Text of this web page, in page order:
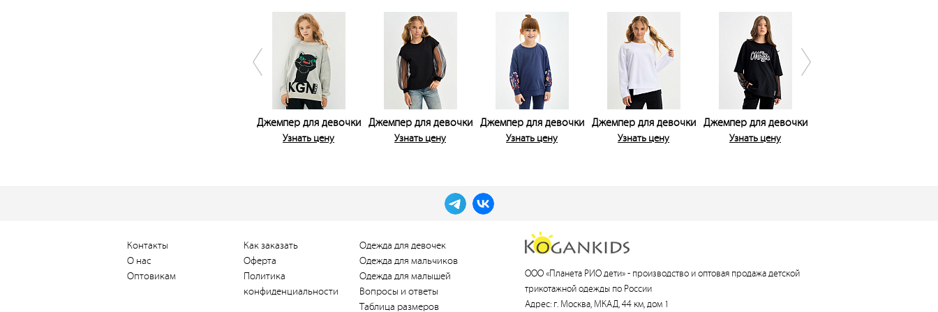
Джемпер для девочки
Узнать цену
Джемпер для девочки
Узнать цену
Джемпер для девочки
Узнать цену
Джемпер для девочки
Узнать цену
Джемпер для девочки
Узнать цену
Контакты
О нас
Оптовикам
Как заказать
Оферта
Политика
конфиденциальности
Одежда для девочек
Одежда для мальчиков
Одежда для малышей
Вопросы и ответы
Таблица размеров
ООО «Планета РИО дети» - производство и оптовая продажа детской
трикотажной одежды по России
Адрес: г. Москва, МКАД, 44 км, дом 1